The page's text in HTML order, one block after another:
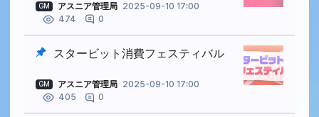
GM アスニア管理局 2025-09-10 17:00
474
0
スタービット消費フェスティバル
GM アスニア管理局 2025-09-10 17:00
405
0